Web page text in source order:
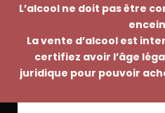
L’alcool ne doit pas être
La vente d’alcool est
certifiez avoir l’âge
juridique pour pouvoir